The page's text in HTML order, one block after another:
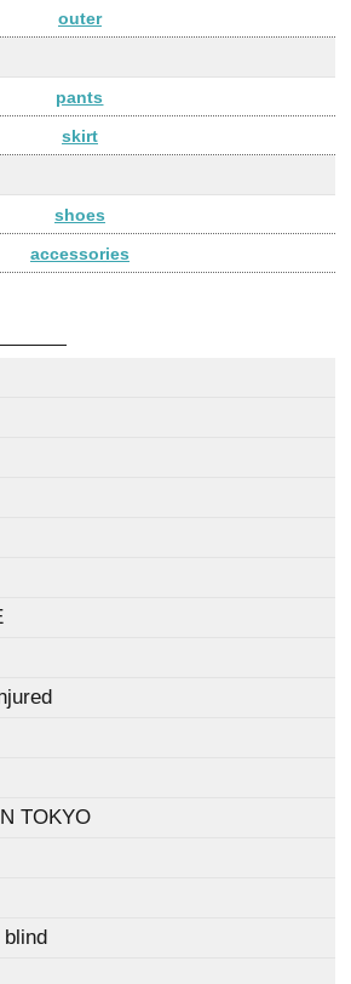
outer
pants
skirt
shoes
accessories
TOKYO
blind